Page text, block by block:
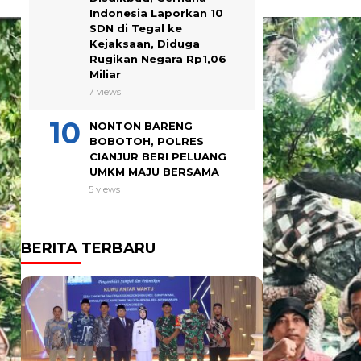
Indonesia Laporkan 10
SDN di Tegal ke
Kejaksaan, Diduga
Rugikan Negara Rp1,06
Miliar
7 views
NONTON BARENG
BOBOTOH, POLRES
CIANJUR BERI PELUANG
UMKM MAJU BERSAMA
5 views
BERITA TERBARU